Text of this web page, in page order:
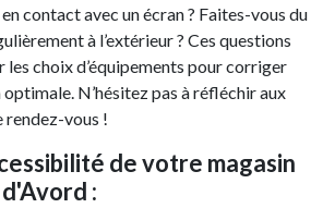
contact avec un écran ? Faites-vous du
à l’extérieur ? Ces questions
choix d’équipements pour corriger
N’hésitez pas à réfléchir aux
rendez-vous !
de votre magasin
: